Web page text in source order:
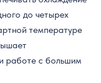
до четырех
температуре
работе с большим